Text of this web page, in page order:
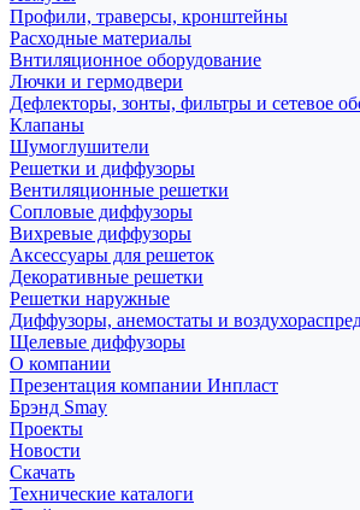
Профили, траверсы, кронштейны
Расходные материалы
Внтиляционное оборудование
Лючки и гермодвери
Дефлекторы, зонты, фильтры и сетевое
Клапаны
Шумоглушители
Решетки и диффузоры
Вентиляционные решетки
Сопловые диффузоры
Вихревые диффузоры
Аксессуары для решеток
Декоративные решетки
Решетки наружные
Диффузоры, анемостаты и
Щелевые диффузоры
О компании
Презентация компании Инпласт
Брэнд Smay
Проекты
Новости
Скачать
Технические каталоги